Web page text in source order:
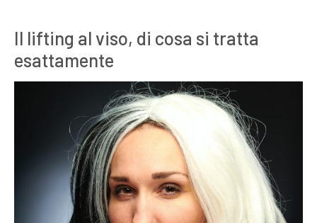
Il lifting al viso, di cosa si tratta
esattamente